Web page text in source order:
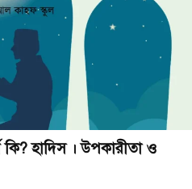
হাদিস । উপকারীতা ও